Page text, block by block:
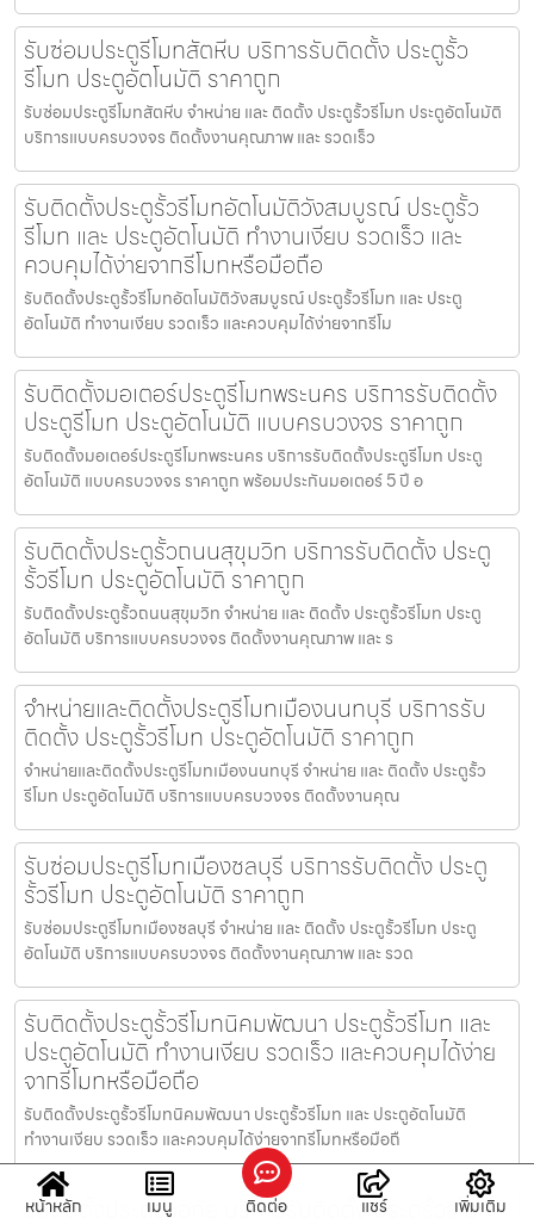
รับซ่อมประตูรีโมทสัตหีบ บริการรับติดตั้ง ประตูรั้ว
รีโมท ประตูอัตโนมัติ ราคาถูก
รับซ่อมประตูรีโมทสัตหีบ จำหน่าย และ ติดตั้ง ประตูรั้วรีโมท ประตูอัตโนมัติ
บริการแบบครบวงจร ติดตั้งงานคุณภาพ และ รวดเร็ว
รับติดตั้งประตูรั้วรีโมทอัตโนมัติวังสมบูรณ์ ประตูรั้ว
รีโมท และ ประตูอัตโนมัติ ทำงานเงียบ รวดเร็ว และ
ควบคุมได้ง่ายจากรีโมทหรือมือถือ
รับติดตั้งประตูรั้วรีโมทอัตโนมัติวังสมบูรณ์ ประตูรั้วรีโมท และ ประตู
อัตโนมัติ ทำงานเงียบ รวดเร็ว และควบคุมได้ง่ายจากรีโม
รับติดตั้งมอเตอร์ประตูรีโมทพระนคร บริการรับติดตั้ง
ประตูรีโมท ประตูอัตโนมัติ แบบครบวงจร ราคาถูก
รับติดตั้งมอเตอร์ประตูรีโมทพระนคร บริการรับติดตั้งประตูรีโมท ประตู
อัตโนมัติ แบบครบวงจร ราคาถูก พร้อมประกันมอเตอร์ 5 ปี อ
รับติดตั้งประตูรั้วถนนสุขุมวิท บริการรับติดตั้ง ประตู
รั้วรีโมท ประตูอัตโนมัติ ราคาถูก
รับติดตั้งประตูรั้วถนนสุขุมวิท จำหน่าย และ ติดตั้ง ประตูรั้วรีโมท ประตู
อัตโนมัติ บริการแบบครบวงจร ติดตั้งงานคุณภาพ และ ร
จำหน่ายและติดตั้งประตูรีโมทเมืองนนทบุรี บริการรับ
ติดตั้ง ประตูรั้วรีโมท ประตูอัตโนมัติ ราคาถูก
จำหน่ายและติดตั้งประตูรีโมทเมืองนนทบุรี จำหน่าย และ ติดตั้ง ประตูรั้ว
รีโมท ประตูอัตโนมัติ บริการแบบครบวงจร ติดตั้งงานคุณ
รับซ่อมประตูรีโมทเมืองชลบุรี บริการรับติดตั้ง ประตู
รั้วรีโมท ประตูอัตโนมัติ ราคาถูก
รับซ่อมประตูรีโมทเมืองชลบุรี จำหน่าย และ ติดตั้ง ประตูรั้วรีโมท ประตู
อัตโนมัติ บริการแบบครบวงจร ติดตั้งงานคุณภาพ และ รวด
รับติดตั้งประตูรั้วรีโมทนิคมพัฒนา ประตูรั้วรีโมท และ
ประตูอัตโนมัติ ทำงานเงียบ รวดเร็ว และควบคุมได้ง่าย
จากรีโมทหรือมือถือ
รับติดตั้งประตูรั้วรีโมทนิคมพัฒนา ประตูรั้วรีโมท และ ประตูอัตโนมัติ
ทำงานเงียบ รวดเร็ว และควบคุมได้ง่ายจากรีโมทหรือมือถื
รับติดตั้งประตูรั้วอุทัย บริการรับติดตั้ง ประตูรั้วรีโมท
หน้าหลัก เมนู ติดต่อ แชร์ เพิ่มเติม